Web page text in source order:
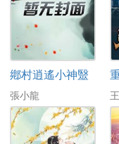
鄕村逍遙小神毉
張小龍